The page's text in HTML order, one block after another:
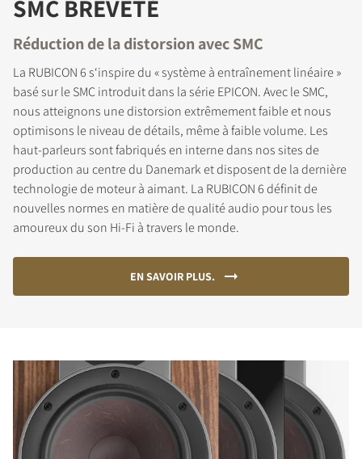
SMC BREVETÉ
Réduction de la distorsion avec SMC
La RUBICON 6 s‘inspire du « système à entraînement linéaire »
basé sur le SMC introduit dans la série EPICON. Avec le SMC,
nous atteignons une distorsion extrêmement faible et nous
optimisons le niveau de détails, même à faible volume. Les
haut-parleurs sont fabriqués en interne dans nos sites de
production au centre du Danemark et disposent de la dernière
technologie de moteur à aimant. La RUBICON 6 définit de
nouvelles normes en matière de qualité audio pour tous les
amoureux du son Hi-Fi à travers le monde.
EN SAVOIR PLUS.